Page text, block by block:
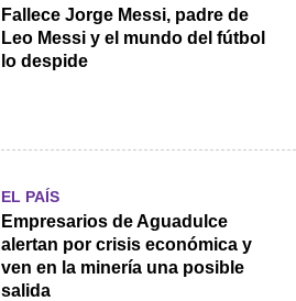
Fallece Jorge Messi, padre de
Leo Messi y el mundo del fútbol
lo despide
EL PAÍS
Empresarios de Aguadulce
alertan por crisis económica y
ven en la minería una posible
salida